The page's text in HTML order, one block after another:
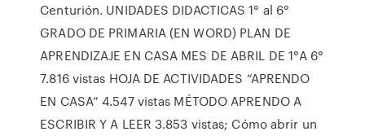
Centurión. UNIDADES DIDACTICAS 1° al 6°
GRADO DE PRIMARIA (EN WORD) PLAN DE
APRENDIZAJE EN CASA MES DE ABRIL DE 1°A 6°
7.816 vistas HOJA DE ACTIVIDADES “APRENDO
EN CASA” 4.547 vistas MÉTODO APRENDO A
ESCRIBIR Y A LEER 3.853 vistas; Cómo abrir un